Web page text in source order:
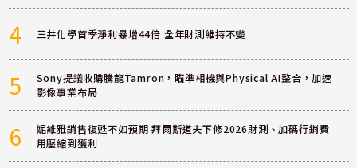
4 三井化學首季淨利暴增44倍 全年財測維持不變
5
Sony提議收購騰龍Tamron，瞄準相機與Physical AI整合，加速
影像事業布局
6
妮維雅銷售復甦不如預期 拜爾斯道夫下修2026財測、加碼行銷費
用壓縮到獲利